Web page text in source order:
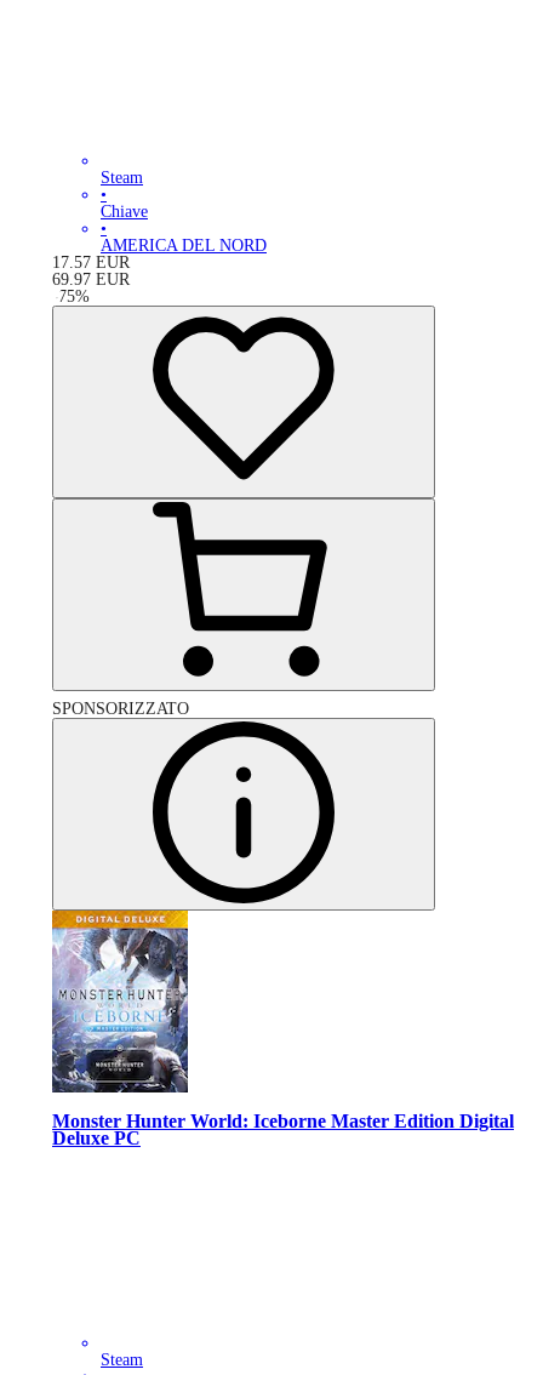
Steam
•
Chiave
•
AMERICA DEL NORD
17.57 EUR
69.97 EUR
-75%
SPONSORIZZATO
Monster Hunter World: Iceborne Master Edition Digital
Deluxe PC
Steam